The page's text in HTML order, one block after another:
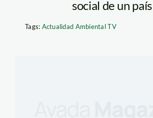
social de un país
Tags: Actualidad Ambiental TV